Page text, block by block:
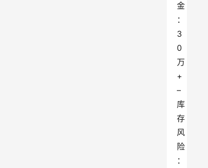
金
：
3
0
万
+
–
库
存
风
险
：